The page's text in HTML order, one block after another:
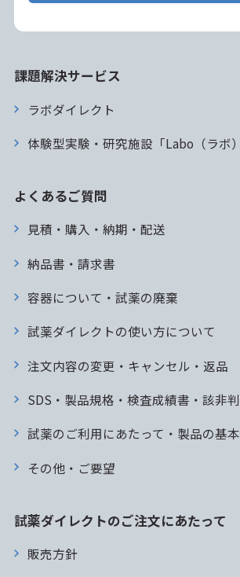
課題解決サービス
ラボダイレクト
体験型実験・研究施設「Labo（ラボ）
よくあるご質問
見積・購入・納期・配送
納品書・請求書
容器について・試薬の廃棄
試薬ダイレクトの使い方について
注文内容の変更・キャンセル・返品
SDS・製品規格・検査成績書・該非
試薬のご利用にあたって・製品の基
その他・ご要望
試薬ダイレクトのご注文にあたって
販売方針